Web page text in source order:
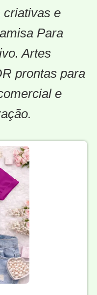
criativas e
Para
Artes
prontas para
e